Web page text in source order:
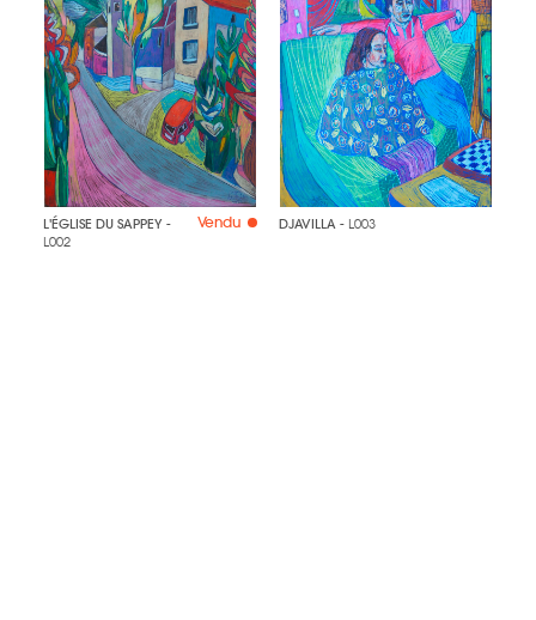
L'ÉGLISE DU SAPPEY -
L002
Vendu DJAVILLA - L003